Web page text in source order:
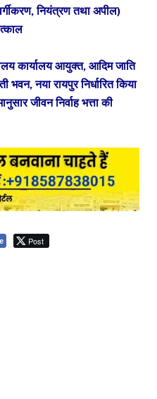
नियंत्रण तथा अपील)
कार्यालय आयुक्त, आदिम जाति
नया रायपुर निर्धारित किया
जीवन निर्वाह भत्ता की
Post